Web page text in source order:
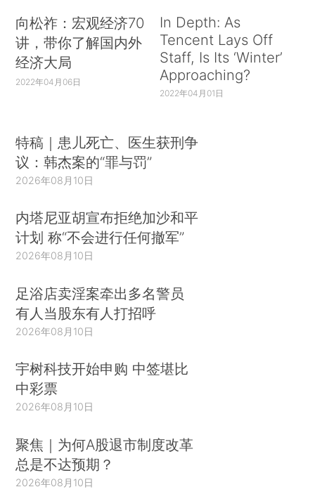
向松祚：宏观经济70
讲，带你了解国内外
经济大局
2022年04月06日
In Depth: As
Tencent Lays Off
Staff, Is Its ‘Winter’
Approaching?
2022年04月01日
特稿｜患儿死亡、医生获刑争
议：韩杰案的“罪与罚”
2026年08月10日
内塔尼亚胡宣布拒绝加沙和平
计划 称“不会进行任何撤军”
2026年08月10日
足浴店卖淫案牵出多名警员
有人当股东有人打招呼
2026年08月10日
宇树科技开始申购 中签堪比
中彩票
2026年08月10日
聚焦｜为何A股退市制度改革
总是不达预期？
2026年08月10日